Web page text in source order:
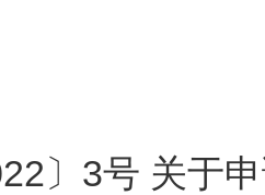
〕3号 关于